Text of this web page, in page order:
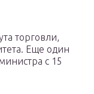
торговли,
Еще один
с 15